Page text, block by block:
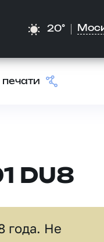
20°
печати
DU8
года. Не